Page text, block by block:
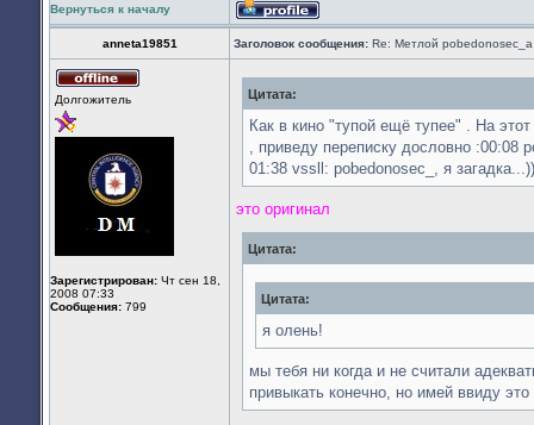
Вернуться к началу
Профиль
anneta19851
Заголовок сообщения: Re: Метлой pobedonosec_а
Долгожитель
Зарегистрирован: Чт сен 18,
2008 07:33
Сообщения: 799
Цитата:
Как в кино "тупой ещё тупее" . На
, приведу переписку дословно :00:08
01:38 vssll: pobedonosec_, я
это оригинал
Цитата:
Цитата:
я олень!
мы тебя ни когда и не считали
привыкать конечно, но имей ввиду